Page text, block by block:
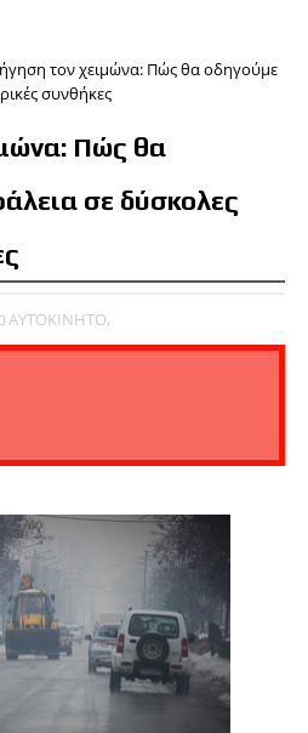
τον χειμώνα: Πώς θα οδηγούμε
συνθήκες
Πώς θα
σε δύσκολες
ΑΥΤΟΚΙΝΗΤΟ,